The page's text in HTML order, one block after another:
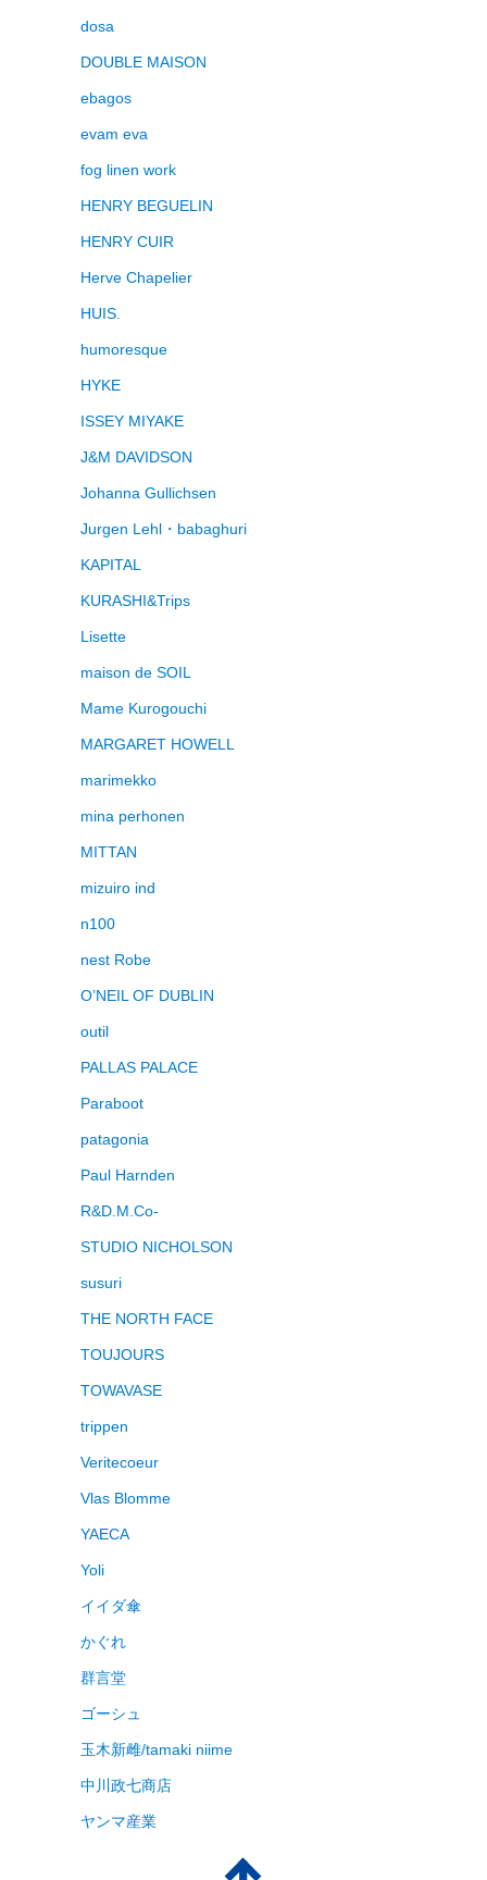
dosa
DOUBLE MAISON
ebagos
evam eva
fog linen work
HENRY BEGUELIN
HENRY CUIR
Herve Chapelier
HUIS.
humoresque
HYKE
ISSEY MIYAKE
J&M DAVIDSON
Johanna Gullichsen
Jurgen Lehl・babaghuri
KAPITAL
KURASHI&Trips
Lisette
maison de SOIL
Mame Kurogouchi
MARGARET HOWELL
marimekko
mina perhonen
MITTAN
mizuiro ind
n100
nest Robe
O’NEIL OF DUBLIN
outil
PALLAS PALACE
Paraboot
patagonia
Paul Harnden
R&D.M.Co-
STUDIO NICHOLSON
susuri
THE NORTH FACE
TOUJOURS
TOWAVASE
trippen
Veritecoeur
Vlas Blomme
YAECA
Yoli
イイダ傘
かぐれ
群言堂
ゴーシュ
玉木新雌/tamaki niime
中川政七商店
ヤンマ産業